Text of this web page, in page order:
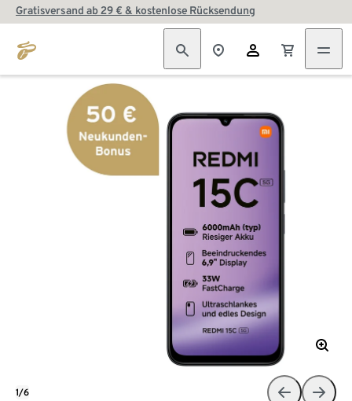
Gratisversand ab 29 € & kostenlose Rücksendung
1/6